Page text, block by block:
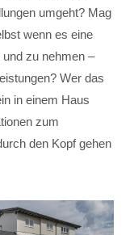
umgeht? Mag
wenn es eine
zu nehmen –
Wer das
in einem Haus
zum
den Kopf gehen